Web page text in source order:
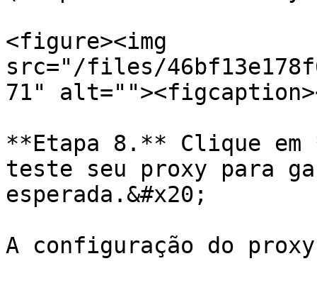
<figure><img
src="/files/
71"
**Etapa 8.** Clique em
teste seu proxy para
esperada.&#x20;
A configuração do